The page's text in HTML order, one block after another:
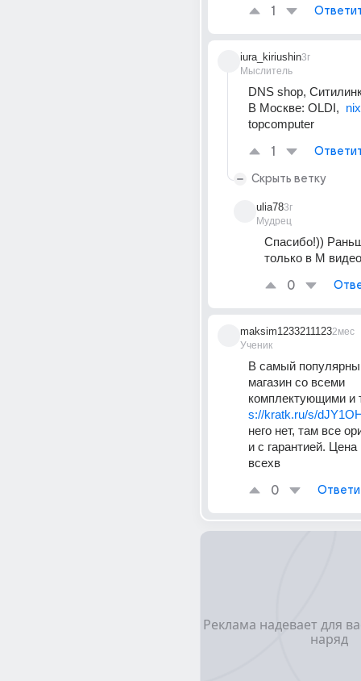
1
iura_kiriushin
Мыслитель
3г
DNS shop,
В Москве: OLDI,
topcomputer
1
Скрыть ветку
ulia78
Мудрец
3г
Спасибо!))
только в М видео
0
maksim1233211123
Ученик
2мес
В самый
магазин со всеми
комплектующими и
s://kratk.ru/s/
него нет, там все
и с гарантией.
всехв
0